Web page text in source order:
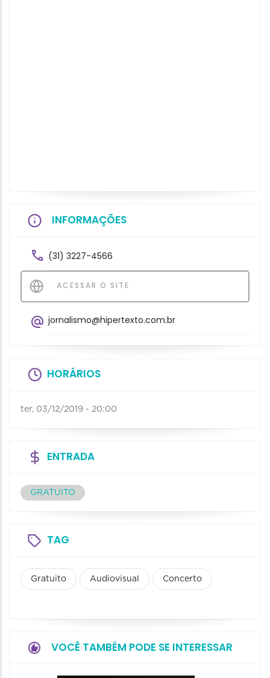
INFORMAÇÕES
(31) 3227-4566
ACESSAR O SITE
jornalismo@hipertexto.com.br
HORÁRIOS
ter, 03/12/2019 - 20:00
ENTRADA
GRATUITO
TAG
Gratuito Audiovisual Concerto
VOCÊ TAMBÉM PODE SE INTERESSAR